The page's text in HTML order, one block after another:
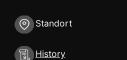
Standort
History